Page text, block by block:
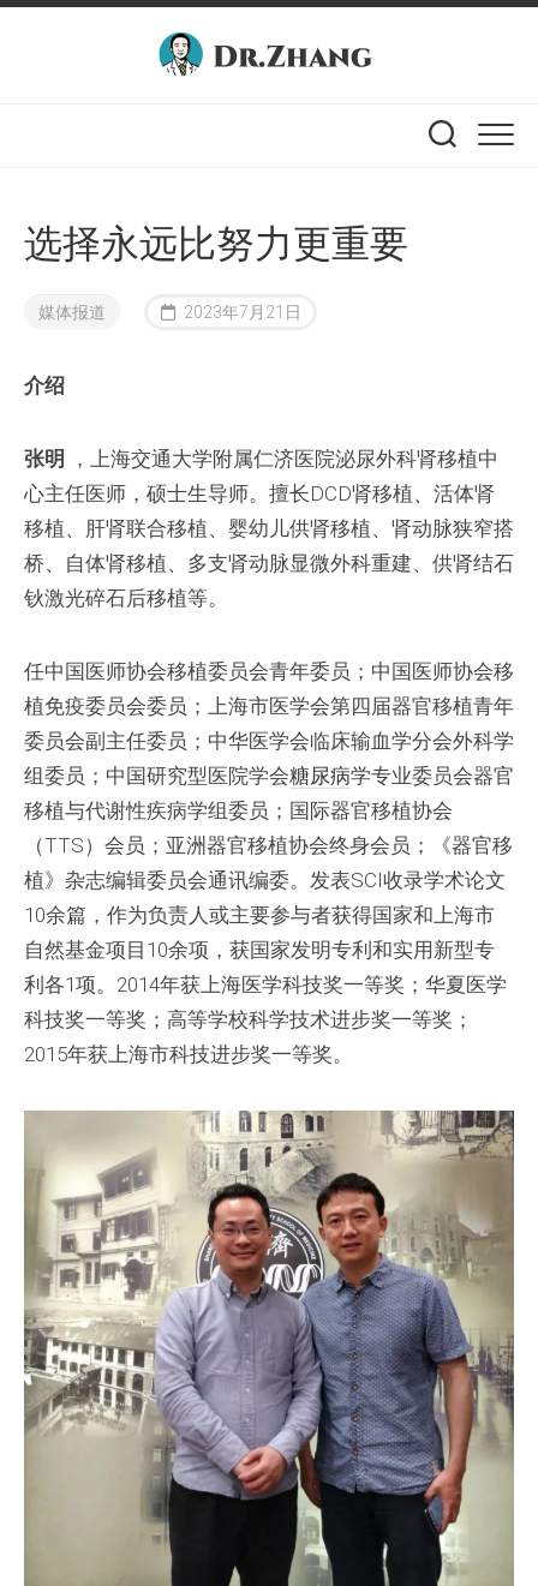
Skip
选择永远比努力更重要
媒体报道 2023年7月21日
介绍
张明 ，上海交通大学附属仁济医院泌尿外科肾移植中
心主任医师，硕士生导师。擅长DCD肾移植、活体肾
移植、肝肾联合移植、婴幼儿供肾移植、肾动脉狭窄搭
桥、自体肾移植、多支肾动脉显微外科重建、供肾结石
钬激光碎石后移植等。
任中国医师协会移植委员会青年委员；中国医师协会移
植免疫委员会委员；上海市医学会第四届器官移植青年
委员会副主任委员；中华医学会临床输血学分会外科学
组委员；中国研究型医院学会糖尿病学专业委员会器官
移植与代谢性疾病学组委员；国际器官移植协会
（TTS）会员；亚洲器官移植协会终身会员；《器官移
植》杂志编辑委员会通讯编委。发表SCI收录学术论文
10余篇，作为负责人或主要参与者获得国家和上海市
自然基金项目10余项，获国家发明专利和实用新型专
利各1项。2014年获上海医学科技奖一等奖；华夏医学
科技奖一等奖；高等学校科学技术进步奖一等奖；
2015年获上海市科技进步奖一等奖。